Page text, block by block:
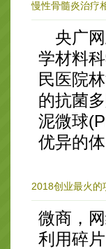
慢性骨髓炎治疗
央广网
学材料
民医院
的抗菌
泥微球
优异的
2018创业最火
微商，
利用碎